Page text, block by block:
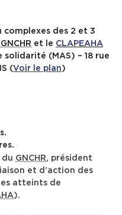
des 2 et 3
GNCHR et le CLAPEAHA
(MAS) – 18 rue
(Voir le plan)
GNCHR, président
et d’action des
atteints de
).